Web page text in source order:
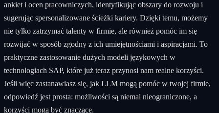
ankiet i ocen pracowniczych, identyfikując obszary do rozwoju i
sugerując spersonalizowane ścieżki kariery. Dzięki temu, możemy
nie tylko zatrzymać talenty w firmie, ale również pomóc im się
rozwijać w sposób zgodny z ich umiejętnościami i aspiracjami. To
praktyczne zastosowanie dużych modeli językowych w
technologiach SAP, które już teraz przynosi nam realne korzyści.
Jeśli więc zastanawiasz się, jak LLM mogą pomóc w twojej firmie,
odpowiedź jest prosta: możliwości są niemal nieograniczone, a
korzyści mogą być znaczące.